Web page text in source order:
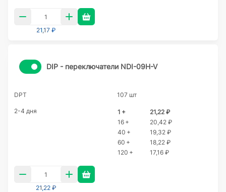
21,17 ₽
DIP - переключатели NDI-09H-V
DPT 107 шт
2-4 дня 1 +
21,22 ₽
16 +
20,42 ₽
40 +
19,32 ₽
60 +
18,22 ₽
120 +
17,16 ₽
21,22 ₽